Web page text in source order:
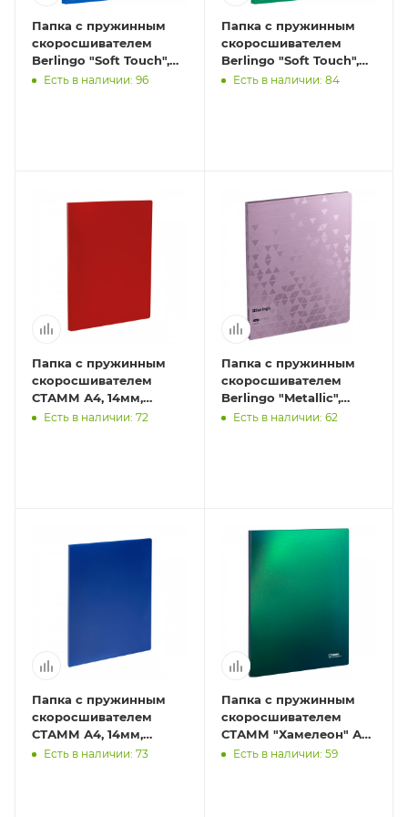
Папка с пружинным
скоросшивателем
Berlingo "Soft Touch",
17мм, 700мкм, синяя, с
Есть в наличии: 96
Папка с пружинным
скоросшивателем
Berlingo "Soft Touch",
17мм, 700мкм, зеленая,
Есть в наличии: 84
Папка с пружинным
скоросшивателем
СТАММ А4, 14мм,
500мкм, пластик,
Есть в наличии: 72
Папка с пружинным
скоросшивателем
Berlingo "Metallic",
17мм, 1000мкм,
Есть в наличии: 62
Папка с пружинным
скоросшивателем
СТАММ А4, 14мм,
500мкм, пластик, синяя
Есть в наличии: 73
Папка c пружинным
скоросшивателем
СТАММ "Хамелеон" А4,
17мм, 700мкм, пластик,
Есть в наличии: 59